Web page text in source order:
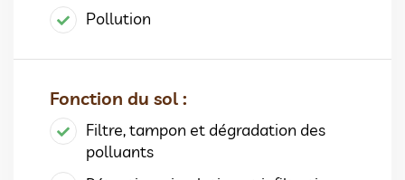
Pollution
Fonction du sol :
Filtre, tampon et dégradation des
polluants